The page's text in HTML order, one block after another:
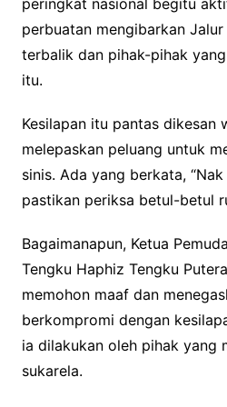
peringkat nasional begitu
perbuatan mengibarkan
terbalik dan pihak-pihak
itu.
Kesilapan itu pantas dikesan
melepaskan peluang untuk
sinis. Ada yang berkata,
pastikan periksa betul-betul
Bagaimanapun, Ketua
Tengku Haphiz Tengku
memohon maaf dan
berkompromi dengan
ia dilakukan oleh pihak yang
sukarela.